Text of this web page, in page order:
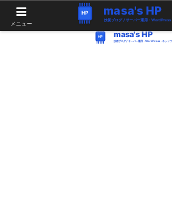
WordPress・Linux関連の情報。
メニュー